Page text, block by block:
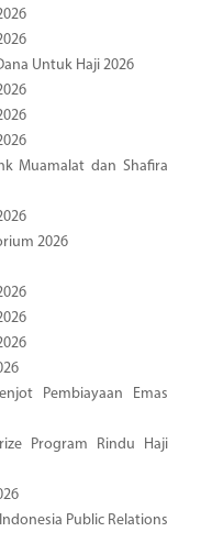
Untuk Haji 2026
Muamalat dan Shafira
2026
Pembiayaan Emas
Program Rindu Haji
Public Relations